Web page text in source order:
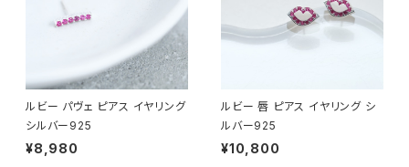
ルビー パヴェ ピアス イヤリング
シルバー925
¥8,980
ルビー 唇 ピアス イヤリング シ
ルバー925
¥10,800